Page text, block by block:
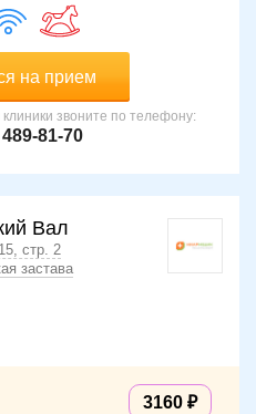
на прием
звоните по телефону:
81-70
Вал
стр. 2
застава
3160